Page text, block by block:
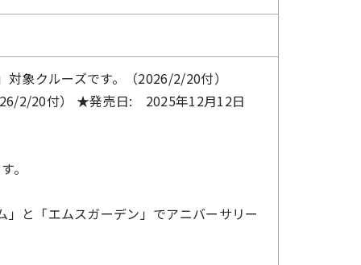
象クルーズです。（2026/2/20付）
2/20付） ★発売日: 2025年12月12日
。
と「エムスガーデン」でアニバーサリー